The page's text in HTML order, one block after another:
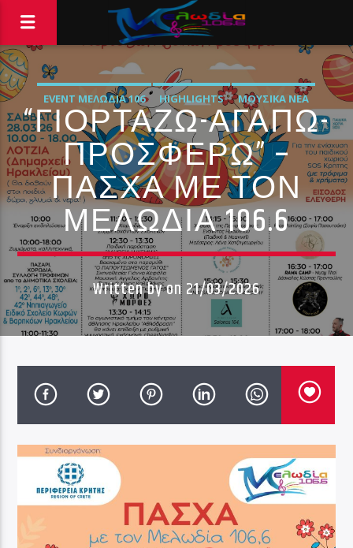
EVENT ΜΕΛΩΔΊΑ 106 HIGHLIGHTS ΜΟΥΣΙΚΆ ΝΈΑ
“ΓΙΟΡΤΑΖΩ-ΑΓΑΠΩ-
ΠΡΟΣΦΕΡΩ” –
ΠΑΣΧΑ ΜΕ ΤΟΝ
ΜΕΛΩΔΙΑ 106.6
Written byon 21/03/2026